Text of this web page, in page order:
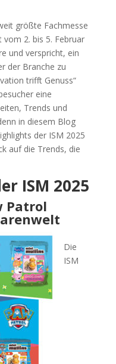
größte Fachmesse
2. bis 5. Februar
und verspricht, ein
der Branche zu
trifft Genuss“
eine
Trends und
in diesem Blog
der ISM 2025
auf die Trends, die
ISM 2025
Patrol
Die
ISM